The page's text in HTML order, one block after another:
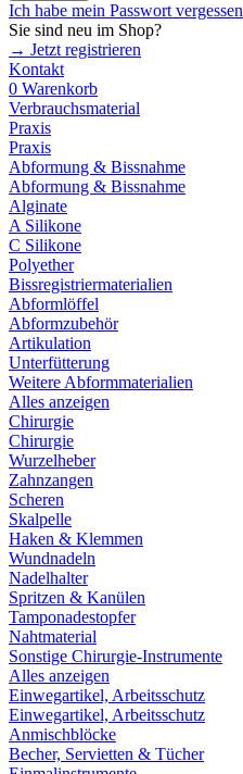
Ich habe mein Passwort vergessen
Sie sind neu im Shop?
→ Jetzt registrieren
Kontakt
0 Warenkorb
Verbrauchsmaterial
Praxis
Praxis
Abformung & Bissnahme
Abformung & Bissnahme
Alginate
A Silikone
C Silikone
Polyether
Bissregistriermaterialien
Abformlöffel
Abformzubehör
Artikulation
Unterfütterung
Weitere Abformmaterialien
Alles anzeigen
Chirurgie
Chirurgie
Wurzelheber
Zahnzangen
Scheren
Skalpelle
Haken & Klemmen
Wundnadeln
Nadelhalter
Spritzen & Kanülen
Tamponadestopfer
Nahtmaterial
Sonstige Chirurgie-Instrumente
Alles anzeigen
Einwegartikel, Arbeitsschutz
Einwegartikel, Arbeitsschutz
Anmischblöcke
Becher, Servietten & Tücher